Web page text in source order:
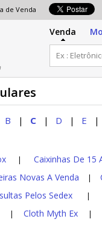
de Venda
Venda
B | C | D | E |
| Caixinhas De 15
Novas A Venda |
Pelos Sedex |
| Cloth Myth Ex |